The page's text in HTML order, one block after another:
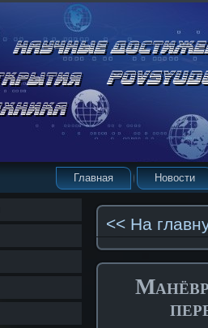
Главная Новости
<< На